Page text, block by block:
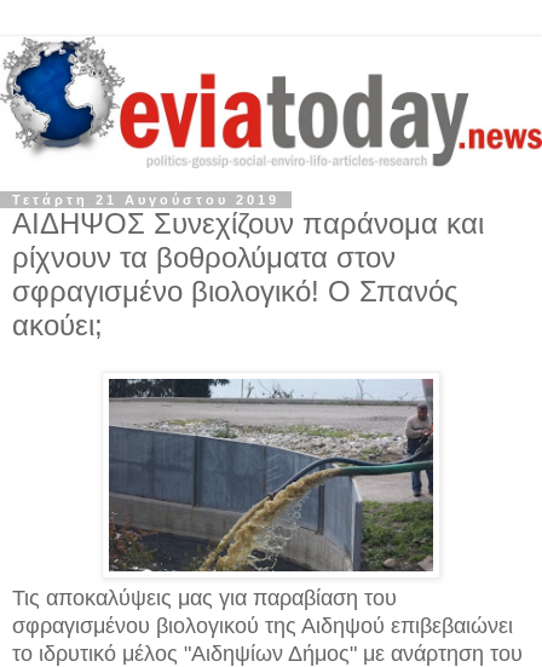
Τετάρτη 21 Αυγούστου 2019
ΑΙΔΗΨΟΣ Συνεχίζουν παράνομα και
ρίχνουν τα βοθρολύματα στον
σφραγισμένο βιολογικό! Ο Σπανός
ακούει;
Τις αποκαλύψεις μας για παραβίαση του
σφραγισμένου βιολογικού της Αιδηψού επιβεβαιώνει
το ιδρυτικό μέλος "Αιδηψίων Δήμος" με ανάρτηση του